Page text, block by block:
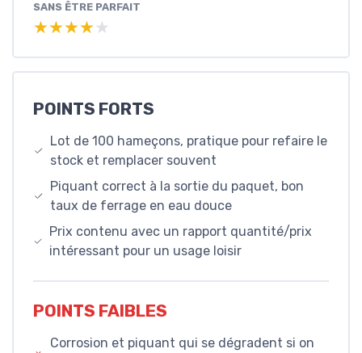
SANS ÊTRE PARFAIT
★★★★★
★★★★★
POINTS FORTS
Lot de 100 hameçons, pratique pour refaire le
stock et remplacer souvent
Piquant correct à la sortie du paquet, bon
taux de ferrage en eau douce
Prix contenu avec un rapport quantité/prix
intéressant pour un usage loisir
POINTS FAIBLES
Corrosion et piquant qui se dégradent si on